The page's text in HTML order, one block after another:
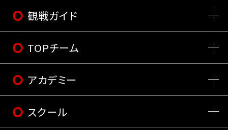
観戦ガイド
TOPチーム
アカデミー
スクール